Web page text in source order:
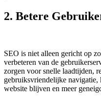
2. Betere
SEO is niet alleen gericht op
verbeteren van de
zorgen voor snelle laadtijden,
gebruiksvriendelijke navigatie,
website blijven en meer